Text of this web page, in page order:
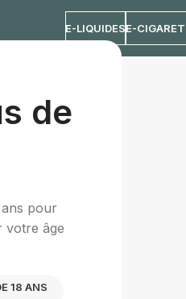
de
pour
votre âge
18 ANS
E-LIQUIDESE-